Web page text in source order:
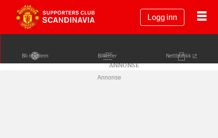
Logg inn
Bli medlem Billetter Nettbutikk
Annonse